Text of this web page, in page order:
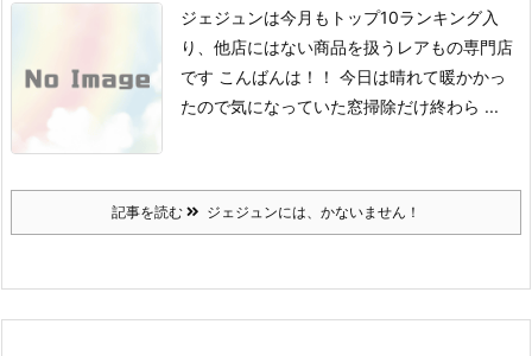
ジェジュンは今月もトップ10ランキング入
り、他店にはない商品を扱うレアもの専門店
です こんばんは！！ 今日は晴れて暖かかっ
たので気になっていた窓掃除だけ終わら ...
記事を読む ジェジュンには、かないません！